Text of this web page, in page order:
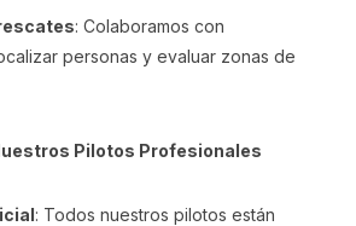
: Colaboramos con
personas y evaluar zonas de
Pilotos Profesionales
: Todos nuestros pilotos están